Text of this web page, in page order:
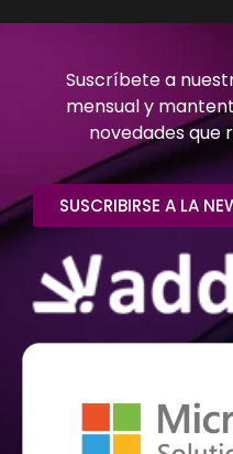
Suscríbete a
mensual y
novedades
SUSCRIBIRSE A LA